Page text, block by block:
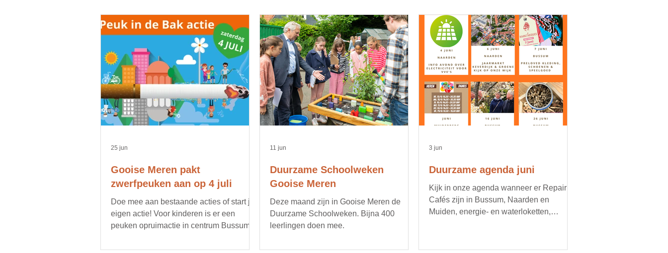
Gooise Meren pakt
zwerfpeuken aan op 4 juli
Doe mee aan bestaande acties of start je
eigen actie! Voor kinderen is er een
peuken opruimactie in centrum Bussum.
25 jun
Duurzame Schoolweken
Gooise Meren
Deze maand zijn in Gooise Meren de
Duurzame Schoolweken. Bijna 400
leerlingen doen mee.
11 jun
Duurzame agenda juni
Kijk in onze agenda wanneer er Repair
Cafés zijn in Bussum, Naarden en
Muiden, energie- en waterloketten,
3 jun